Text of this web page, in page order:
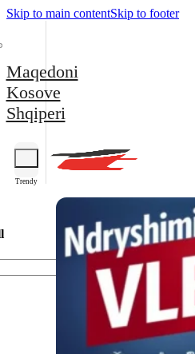
Skip to main contentSkip to footer
Maqedoni
Kosove
Shqiperi
Trendy